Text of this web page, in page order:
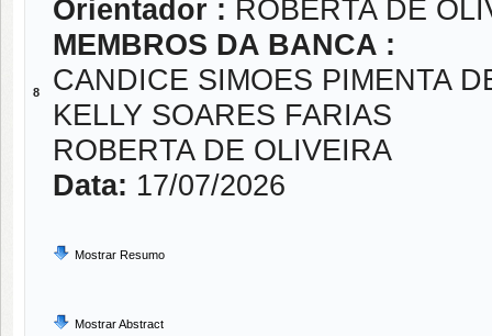
8
Orientador : ROBERTA DE
MEMBROS DA BANCA :
CANDICE SIMOES PIMENTA
KELLY SOARES FARIAS
ROBERTA DE OLIVEIRA
Data: 17/07/2026
Mostrar Resumo
Mostrar Abstract